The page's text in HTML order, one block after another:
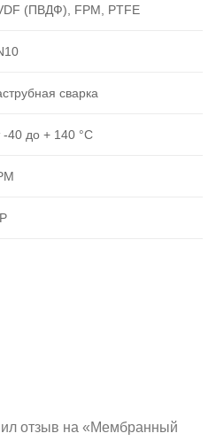
(ПВДФ), FPM, PTFE
сварка
-40 до + 140 °C
отзыв на «Мембранный